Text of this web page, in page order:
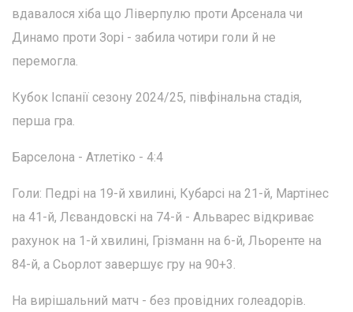
вдавалося хіба що Ліверпулю проти Арсенала чи
Динамо проти Зорі - забила чотири голи й не
перемогла.
Кубок Іспанії сезону 2024/25, півфінальна стадія,
перша гра.
Барселона - Атлетіко - 4:4
Голи: Педрі на 19-й хвилині, Кубарсі на 21-й, Мартінес
на 41-й, Лєвандовскі на 74-й - Альварес відкриває
рахунок на 1-й хвилині, Грізманн на 6-й, Льоренте на
84-й, а Сьорлот завершує гру на 90+3.
На вирішальний матч - без провідних голеадорів.